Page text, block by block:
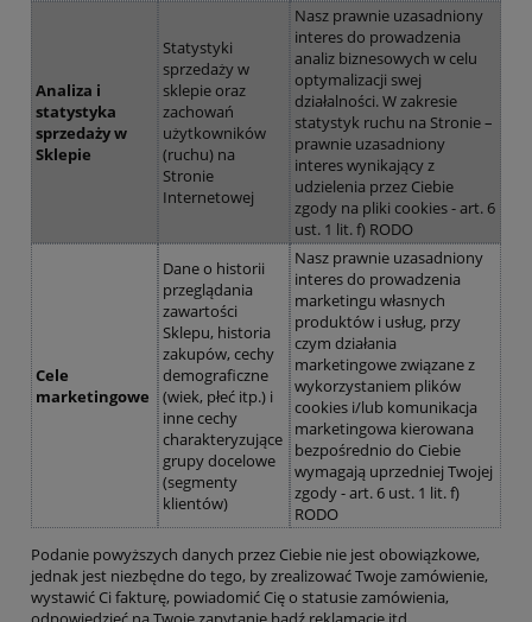
Analiza i
statystyka
sprzedaży w
Sklepie
Statystyki
sprzedaży w
sklepie oraz
zachowań
użytkowników
(ruchu) na
Stronie
Internetowej
Nasz prawnie uzasadniony
interes do prowadzenia
analiz biznesowych w celu
optymalizacji swej
działalności. W zakresie
statystyk ruchu na Stronie –
prawnie uzasadniony
interes wynikający z
udzielenia przez Ciebie
zgody na pliki cookies - art. 6
ust. 1 lit. f) RODO
Cele
marketingowe
Dane o historii
przeglądania
zawartości
Sklepu, historia
zakupów, cechy
demograficzne
(wiek, płeć itp.) i
inne cechy
charakteryzujące
grupy docelowe
(segmenty
klientów)
Nasz prawnie uzasadniony
interes do prowadzenia
marketingu własnych
produktów i usług, przy
czym działania
marketingowe związane z
wykorzystaniem plików
cookies i/lub komunikacja
marketingowa kierowana
bezpośrednio do Ciebie
wymagają uprzedniej Twojej
zgody - art. 6 ust. 1 lit. f)
RODO
Podanie powyższych danych przez Ciebie nie jest obowiązkowe,
jednak jest niezbędne do tego, by zrealizować Twoje zamówienie,
wystawić Ci fakturę, powiadomić Cię o statusie zamówienia,